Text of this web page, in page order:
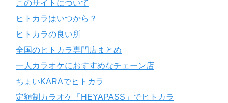
このサイトについて
ヒトカラはいつから？
ヒトカラの良い所
全国のヒトカラ専門店まとめ
一人カラオケにおすすめなチェーン店
ちょいKARAでヒトカラ
定額制カラオケ「HEYAPASS」でヒトカラ